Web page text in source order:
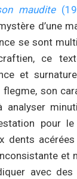
maudite
d’une
se sont
ce
et
son
pour
dents
et
avec